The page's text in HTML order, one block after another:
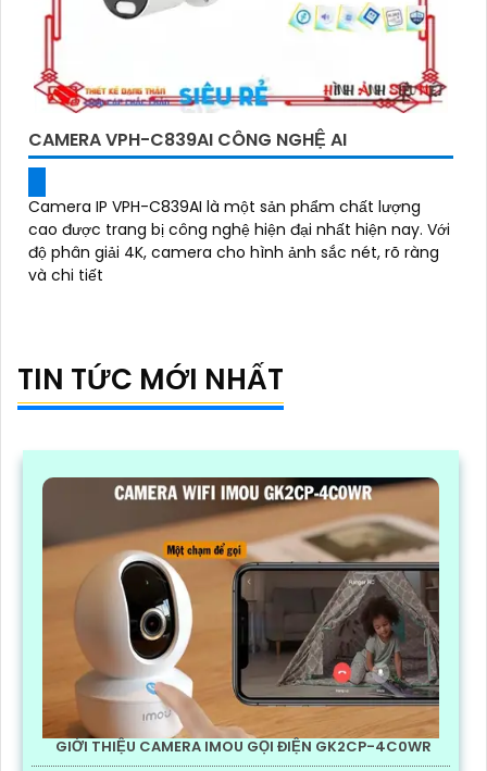
CAMERA VPH-C839AI CÔNG NGHỆ AI
Camera IP VPH-C839AI là một sản phẩm chất lượng
cao được trang bị công nghệ hiện đại nhất hiện nay. Với
độ phân giải 4K, camera cho hình ảnh sắc nét, rõ ràng
và chi tiết
TIN TỨC MỚI NHẤT
GIỚI THIỆU CAMERA IMOU GỌI ĐIỆN GK2CP-4C0WR